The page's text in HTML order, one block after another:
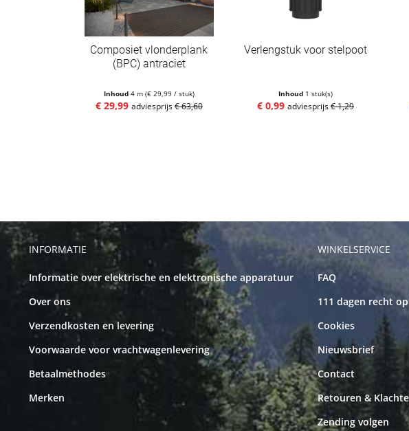
Composiet vlonderplank
(BPC) antraciet
Inhoud 4 m (€ 29,99 / stuk)
€ 29,99 adviesprijs€ 63,60
Verlengstuk voor stelpoot
Inhoud 1 stuk(s)
€ 0,99 adviesprijs€ 1,29
INFORMATIE
Informatie over elektrische en elektronische apparatuur
Over ons
Verzendkosten en levering
Voorwaarde voor vrachtwagenlevering
Betaalmethodes
Merken
WINKELSERVICE
FAQ
111 dagen recht
Cookies
Nieuwsbrief
Contact
Retouren &
Zending volgen